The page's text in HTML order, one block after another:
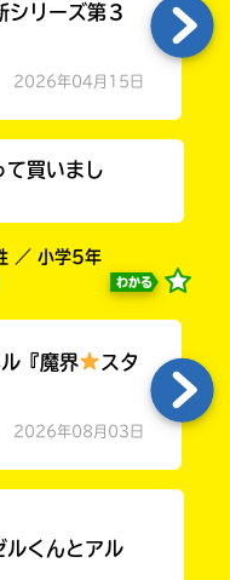
シリーズ第３
2026年04月15日
て買いまし
／ 小学5年
わかる
『魔界
スタ
2026年08月03日
ルくんとアル